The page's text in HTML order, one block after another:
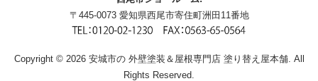
〒445-0073 愛知県西尾市寄住町洲田11番地
Copyright © 2026 安城市の 外壁塗装＆屋根専門店 塗り替え屋本舗. All
Rights Reserved.